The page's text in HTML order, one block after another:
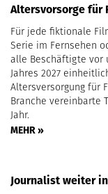
Altersvorsorge für
Für jede fiktionale
Serie im Fernsehen
alle Beschäftigte vor
Jahres 2027
Altersversorgung für
Branche vereinbarte
Jahr.
MEHR »
Journalist weiter